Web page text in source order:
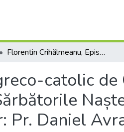
Florentin Crihălmeanu, Episcop greco-catolic de Cluj Gherla, „Testament spiritual. Scrisorile Pastorale la Sărbătorile Nașterii și Învierii Domnului nostru Isus Hristos.” Coordonator: Pr. Daniel Avram, Ed. Viața Creștină, Cluj-Napoca, 2021, 501 p.
catolic de
Pr. Daniel